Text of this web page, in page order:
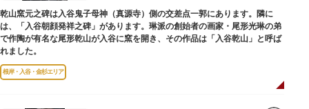
乾山窯元之碑は入谷鬼子母神（真源寺）側の交差点一郭にあります。隣に
は、「入谷朝顔発祥之碑」があります。琳派の創始者の画家・尾形光琳の弟
で作陶が有名な尾形乾山が入谷に窯を開き、その作品は「入谷乾山」と呼ば
れました。
根岸・入谷・金杉エリア